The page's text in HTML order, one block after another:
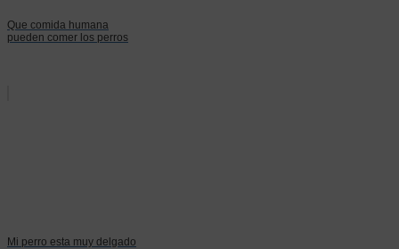
Que comida humana
pueden comer los perros
Mi perro esta muy delgado